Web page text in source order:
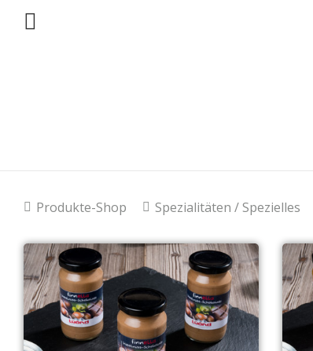
Produkte-Shop Spezialitäten / Spezielles